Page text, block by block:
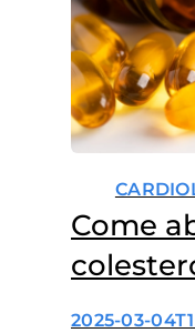
Come
2025-03-